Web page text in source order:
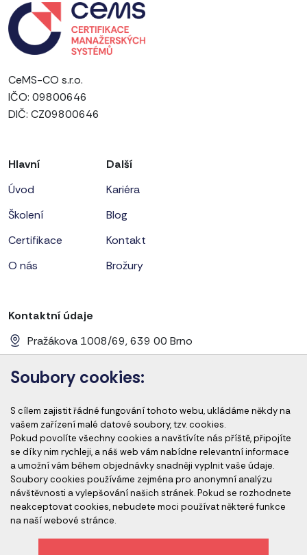
CeMS-CO s.r.o.
IČO: 09800646
DIČ: CZ09800646
Hlavní
Úvod
Školení
Certifikace
O nás
Další
Kariéra
Blog
Kontakt
Brožury
Kontaktní údaje
Pražákova 1008/69, 639 00 Brno
info@cems-cz.com
www.cems-cz.comwww.pharmaeducation.sk
Člen skupiny
Soubory cookies:
S cílem zajistit řádné fungování tohoto webu, ukládáme někdy na
vašem zařízení malé datové soubory, tzv. cookies.
Pokud povolíte všechny cookies a navštívíte nás příště, připojíte
se díky nim rychleji, a náš web vám nabídne relevantní informace
a umožní vám během objednávky snadněji vyplnit vaše údaje.
Soubory cookies používáme zejména pro anonymní analýzu
návštěvnosti a vylepšování našich stránek. Pokud se rozhodnete
neakceptovat cookies, nebudete moci používat některé funkce
na naší webové stránce.